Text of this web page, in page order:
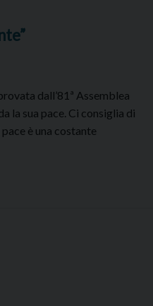
dall’81ª Assemblea
la sua pace. Ci consiglia di
è una costante